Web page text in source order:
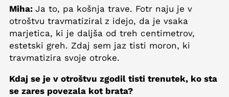
Miha: Ja to, pa košnja trave. Fotr naju je v
otroštvu travmatiziral z idejo, da je vsaka
marjetica, ki je daljša od treh centimetrov,
estetski greh. Zdaj sem jaz tisti moron, ki
travmatizira svoje otroke.
Kdaj se je v otroštvu zgodil tisti trenutek, ko sta
se zares povezala kot brata?